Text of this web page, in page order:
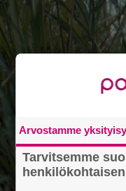
Arvostamme
Tarvitsemme